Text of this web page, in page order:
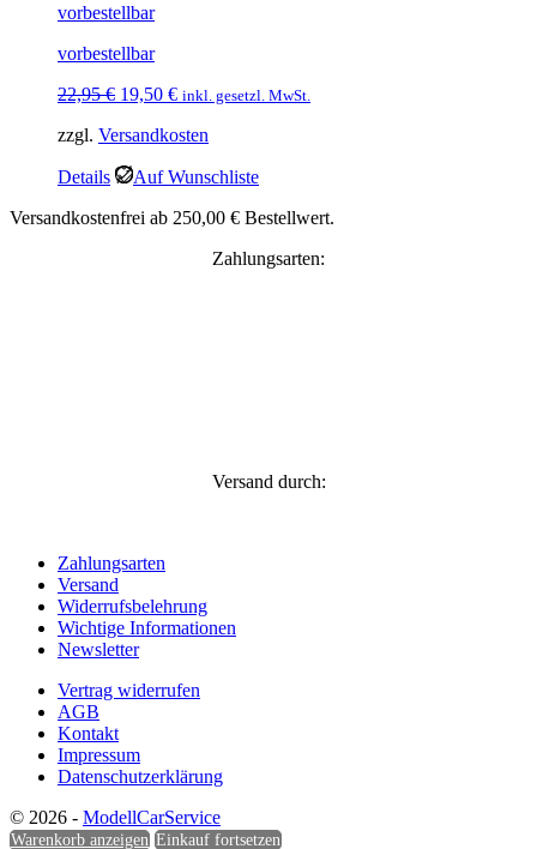
vorbestellbar
vorbestellbar
22,95€ Ursprünglicher
war:
19,50 €Aktueller
ist:
inkl. gesetzl. MwSt.
zzgl. Versandkosten
Details
Auf Wunschliste
Versandkostenfrei ab 250,00 € Bestellwert.
Zahlungsarten:
Versand durch:
Zahlungsarten
Versand
Widerrufsbelehrung
Wichtige Informationen
Newsletter
Vertrag widerrufen
AGB
Kontakt
Impressum
Datenschutzerklärung
© 2026 - ModellCarService
Warenkorb anzeigen Einkauf fortsetzen